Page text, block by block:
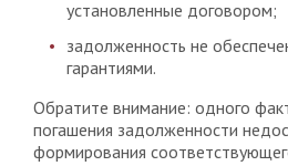
установленные договором;
задолженность не
гарантиями.
Обратите внимание: одного
погашения задолженности
формирования